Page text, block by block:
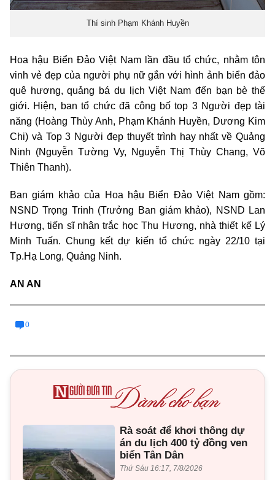
Thí sinh Phạm Khánh Huyền
Hoa hậu Biển Đảo Việt Nam lần đầu tổ chức, nhằm tôn
vinh vẻ đẹp của người phụ nữ gắn với hình ảnh biển đảo
quê hương, quảng bá du lịch Việt Nam đến bạn bè thế
giới. Hiện, ban tổ chức đã công bố top 3 Người đẹp tài
năng (Hoàng Thùy Anh, Phạm Khánh Huyền, Dương Kim
Chi) và Top 3 Người đẹp thuyết trình hay nhất về Quảng
Ninh (Nguyễn Tường Vy, Nguyễn Thị Thùy Chang, Võ
Thiên Thanh).
Ban giám khảo của Hoa hậu Biển Đảo Việt Nam gồm:
NSND Trọng Trinh (Trưởng Ban giám khảo), NSND Lan
Hương, tiến sĩ nhân trắc học Thu Hương, nhà thiết kế Lý
Minh Tuấn. Chung kết dự kiến tổ chức ngày 22/10 tại
Tp.Hạ Long, Quảng Ninh.
AN AN
0
Rà soát để khơi thông dự
án du lịch 400 tỷ đồng ven
biển Tân Dân
Thứ Sáu 16:17, 7/8/2026